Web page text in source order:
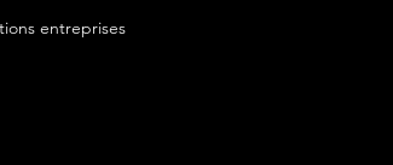
entreprises